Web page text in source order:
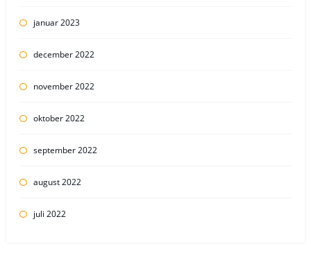
januar 2023
december 2022
november 2022
oktober 2022
september 2022
august 2022
juli 2022